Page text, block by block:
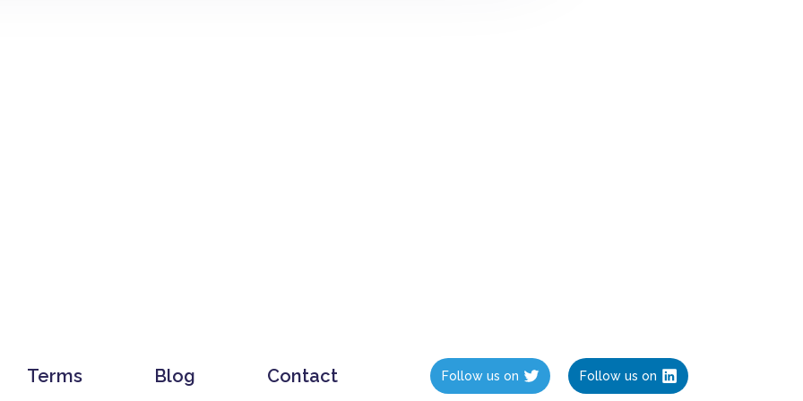
Terms Blog Contact Follow us on Follow us on